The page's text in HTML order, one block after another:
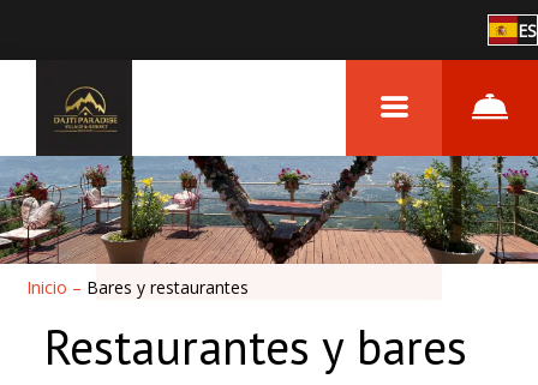
ES
Inicio – Bares y restaurantes
Restaurantes y bares